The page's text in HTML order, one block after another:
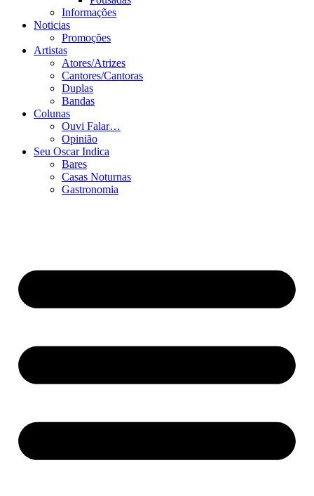
Informações
Noticias
Promoções
Artistas
Atores/Atrizes
Cantores/Cantoras
Duplas
Bandas
Colunas
Ouvi Falar…
Opinião
Seu Oscar Indica
Bares
Casas Noturnas
Gastronomia